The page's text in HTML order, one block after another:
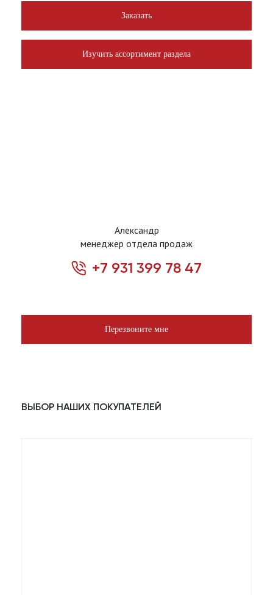
Заказать
Изучить ассортимент раздела
Александр
менеджер отдела продаж
+7 931 399 78 47
Перезвоните мне
ВЫБОР НАШИХ ПОКУПАТЕЛЕЙ